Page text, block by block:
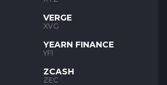
VERGE
XVG
YEARN FINANCE
YFI
ZCASH
ZEC